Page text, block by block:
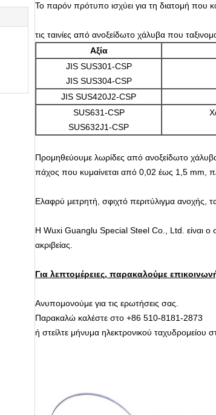
Το παρόν πρότυπο ισχύει για τη διατομή που
τις ταινίες από ανοξείδωτο χάλυβα που
Αξία
JIS SUS301-CSP
JIS SUS304-CSP
JIS SUS420J2-CSP
SUS631-CSP
SUS632J1-CSP
Προμηθεύουμε λωρίδες από ανοξείδωτο
πάχος που κυμαίνεται από 0,02 έως 1,5 mm,
Ελαφρύ μετρητή, σφιχτό περιτύλιγμα ανοχής,
Η Wuxi Guanglu Special Steel Co., Ltd. είναι ο
ακριβείας.
Για λεπτομέρειες, παρακαλούμε
Ανυπομονούμε για τις ερωτήσεις σας.
Παρακαλώ καλέστε στο +86 510-8181-2873
ή στείλτε μήνυμα ηλεκτρονικού